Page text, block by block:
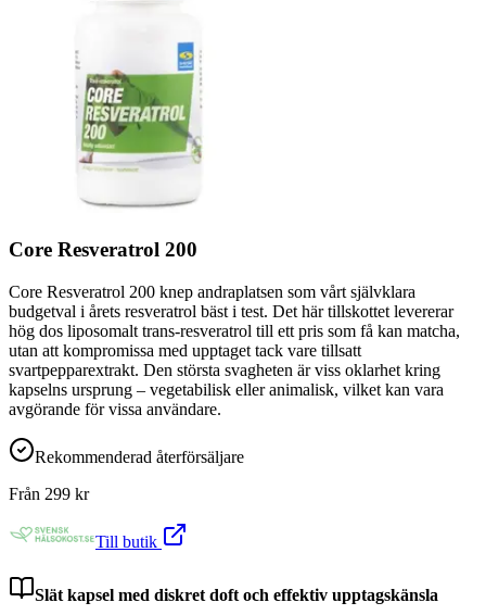
Core Resveratrol 200
Core Resveratrol 200 knep andraplatsen som vårt självklara
budgetval i årets resveratrol bäst i test. Det här tillskottet levererar
hög dos liposomalt trans-resveratrol till ett pris som få kan matcha,
utan att kompromissa med upptaget tack vare tillsatt
svartpepparextrakt. Den största svagheten är viss oklarhet kring
kapselns ursprung – vegetabilisk eller animalisk, vilket kan vara
avgörande för vissa användare.
Rekommenderad återförsäljare
Från 299 kr
Till butik
Slät kapsel med diskret doft och effektiv upptagskänsla